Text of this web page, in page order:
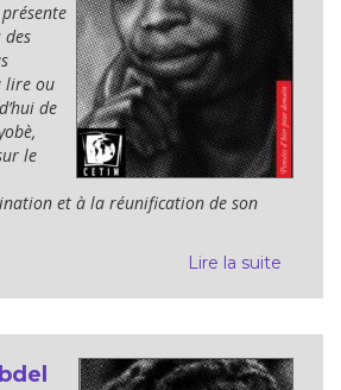
des
lire ou
de
le
et à la réunification de son
Lire la suite